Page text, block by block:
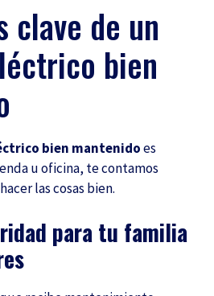
clave de un
bien
bien mantenidoes
u oficina, te contamos
las cosas bien.
para tu familia